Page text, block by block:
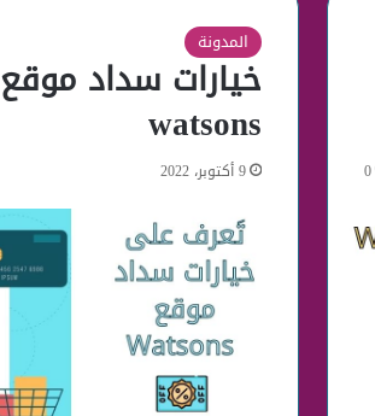
0
المدونة
خيارات سداد موقع
watsons
9 أكتوبر، 2022